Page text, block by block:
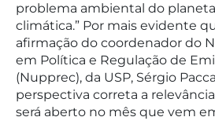
problema ambiental do
climática.” Por mais evidente
afirmação do coordenador do
em Política e Regulação de
(Nupprec), da USP, Sérgio
perspectiva correta a
será aberto no mês que vem